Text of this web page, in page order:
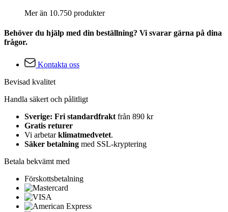
Mer än 10.750 produkter
Behöver du hjälp med din beställning? Vi svarar gärna på dina
frågor.
Kontakta oss
Bevisad kvalitet
Handla säkert och pålitligt
Sverige: Fri standardfrakt från 890 kr
Gratis returer
Vi arbetarklimatmedvetet.
Säker betalning med SSL-kryptering
Betala bekvämt med
Förskottsbetalning